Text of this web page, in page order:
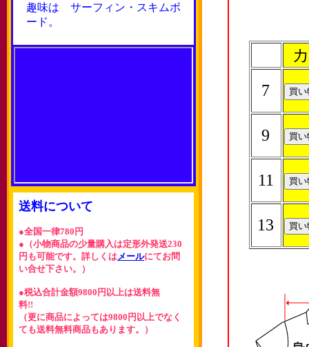
趣味は サーフィン・スキムボ
ード。
送料について
●全国一律780円
●（小物商品の少量購入は定形外発送230
円も可能です。詳しくはメールにてお問
い合せ下さい。）
●税込合計金額9800円以上は送料無
料!!
（更に商品によっては9800円以上でなく
ても送料無料商品もあります。）
7
9
11
13